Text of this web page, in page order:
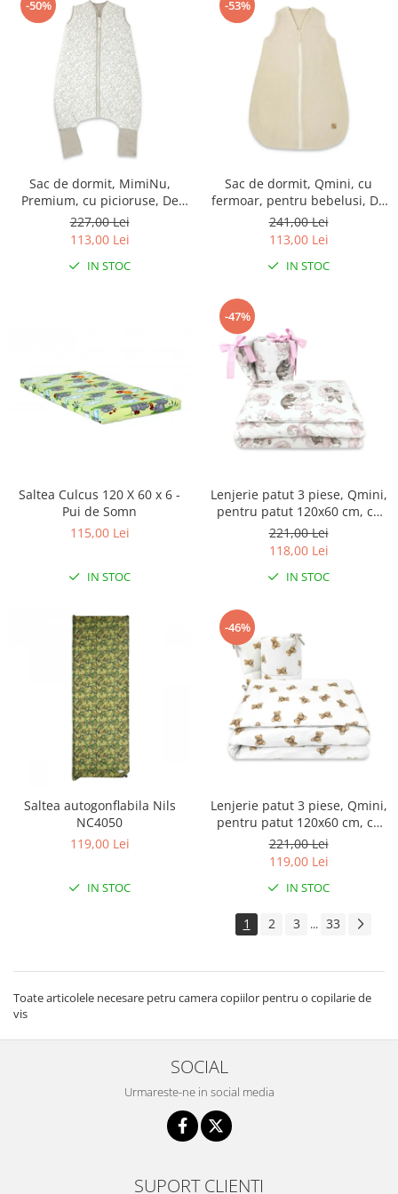
-50%
Sac de dormit, MimiNu,
Premium, cu picioruse, De
iarna, din bumbac, cu
fermoar, 103 cm, M, Meadow
227,00 Lei
113,00 Lei
IN STOC
-53%
Sac de dormit, Qmini, cu
fermoar, pentru bebelusi, De
iarna, din muselina dubla, 70
cm, Material, Warm Beige
241,00 Lei
113,00 Lei
IN STOC
Saltea Culcus 120 X 60 x 6 -
Pui de Somn
115,00 Lei
IN STOC
-47%
Lenjerie patut 3 piese, Qmini,
pentru patut 120x60 cm, cu
protectie laterala, din
bumbac, Teddy Bear and
Friends Pink
221,00 Lei
118,00 Lei
IN STOC
Saltea autogonflabila Nils
NC4050
119,00 Lei
IN STOC
-46%
Lenjerie patut 3 piese, Qmini,
pentru patut 120x60 cm, cu
protectie laterala, din
bumbac, Teddy Toys
221,00 Lei
119,00 Lei
IN STOC
1 2 3 ... 33
Toate articolele necesare petru camera copiilor pentru o copilarie de
vis
SOCIAL
Urmareste-ne in social media
SUPORT CLIENTI